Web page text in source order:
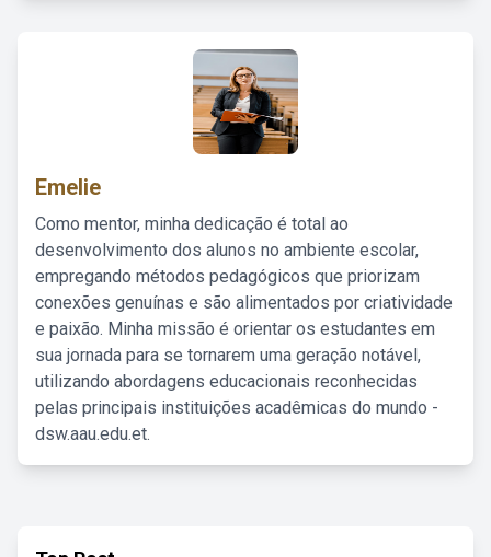
Emelie
Como mentor, minha dedicação é total ao
desenvolvimento dos alunos no ambiente escolar,
empregando métodos pedagógicos que priorizam
conexões genuínas e são alimentados por criatividade
e paixão. Minha missão é orientar os estudantes em
sua jornada para se tornarem uma geração notável,
utilizando abordagens educacionais reconhecidas
pelas principais instituições acadêmicas do mundo -
dsw.aau.edu.et.